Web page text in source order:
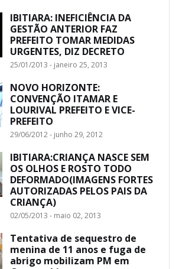
IBITIARA: INEFICIÊNCIA DA
GESTÃO ANTERIOR FAZ
PREFEITO TOMAR MEDIDAS
URGENTES, DIZ DECRETO
25/01/2013 - janeiro 25, 2013
NOVO HORIZONTE:
CONVENÇÃO ITAMAR E
LOURIVAL PREFEITO E VICE-
PREFEITO
29/06/2012 - junho 29, 2012
IBITIARA:CRIANÇA NASCE SEM
OS OLHOS E ROSTO TODO
DEFORMADO(IMAGENS FORTES
AUTORIZADAS PELOS PAIS DA
CRIANÇA)
02/05/2013 - maio 02, 2013
Tentativa de sequestro de
menina de 11 anos e fuga de
abrigo mobilizam PM em